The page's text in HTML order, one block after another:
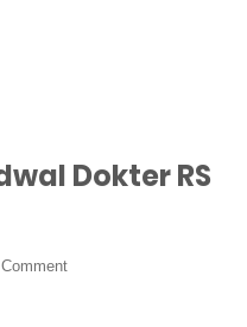
Dokter RS